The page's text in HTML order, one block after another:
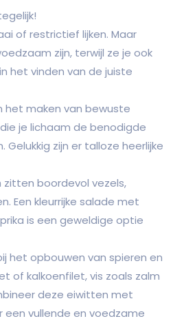
of restrictief lijken. Maar
zijn, terwijl ze je ook
het vinden van de juiste
het maken van bewuste
je lichaam de benodigde
zijn er talloze heerlijke
boordevol vezels,
Een kleurrijke salade met
is een geweldige optie
het opbouwen van spieren en
of kalkoenfilet, vis zoals zalm
deze eiwitten met
een vullende en voedzame